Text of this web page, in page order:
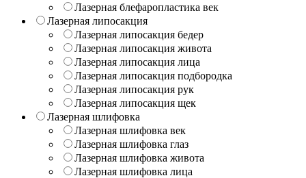
Лазерная блефаропластика век
Лазерная липосакция
Лазерная липосакция бедер
Лазерная липосакция живота
Лазерная липосакция лица
Лазерная липосакция подбородка
Лазерная липосакция рук
Лазерная липосакция щек
Лазерная шлифовка
Лазерная шлифовка век
Лазерная шлифовка глаз
Лазерная шлифовка живота
Лазерная шлифовка лица